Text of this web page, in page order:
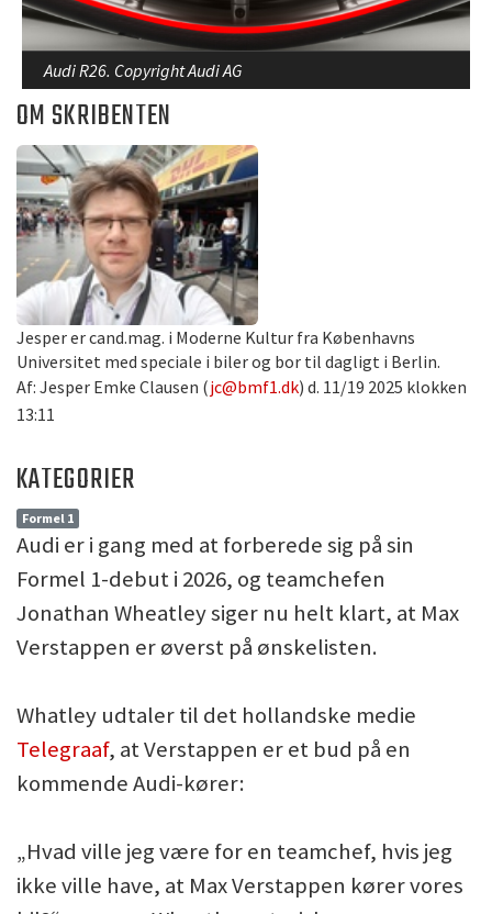
Audi R26. Copyright Audi AG
OM SKRIBENTEN
Jesper er cand.mag. i Moderne Kultur fra Københavns
Universitet med speciale i biler og bor til dagligt i Berlin.
Af: Jesper Emke Clausen (jc@bmf1.dk) d. 11/19 2025 klokken
13:11
KATEGORIER
Formel 1
Audi er i gang med at forberede sig på sin
Formel 1-debut i 2026, og teamchefen
Jonathan Wheatley siger nu helt klart, at Max
Verstappen er øverst på ønskelisten.
Whatley udtaler til det hollandske medie
Telegraaf, at Verstappen er et bud på en
kommende Audi-kører:
„Hvad ville jeg være for en teamchef, hvis jeg
ikke ville have, at Max Verstappen kører vores